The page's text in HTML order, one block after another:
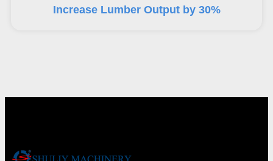
Increase Lumber Output by 30%